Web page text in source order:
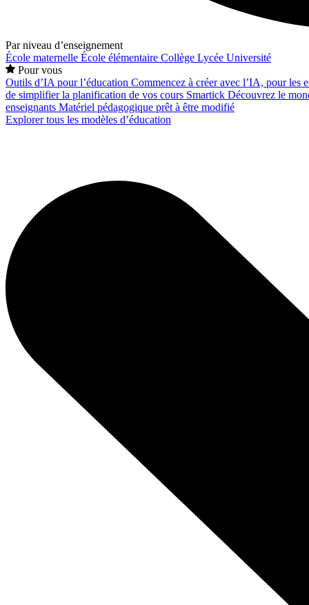
Par niveau d’enseignement
École maternelle École élémentaire Collège Lycée Université
Pour vous
Outils d’IA pour l’éducation Commencez à créer avec l’IA, pour les
de simplifier la planification de vos cours Smartick Découvrez le
enseignants Matériel pédagogique prêt à être modifié
Explorer tous les modèles d’éducation